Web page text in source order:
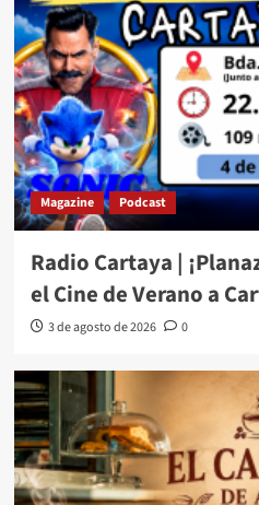
Magazine Podcast
Radio Cartaya |
el Cine de Verano a
3 de agosto de 2026 0